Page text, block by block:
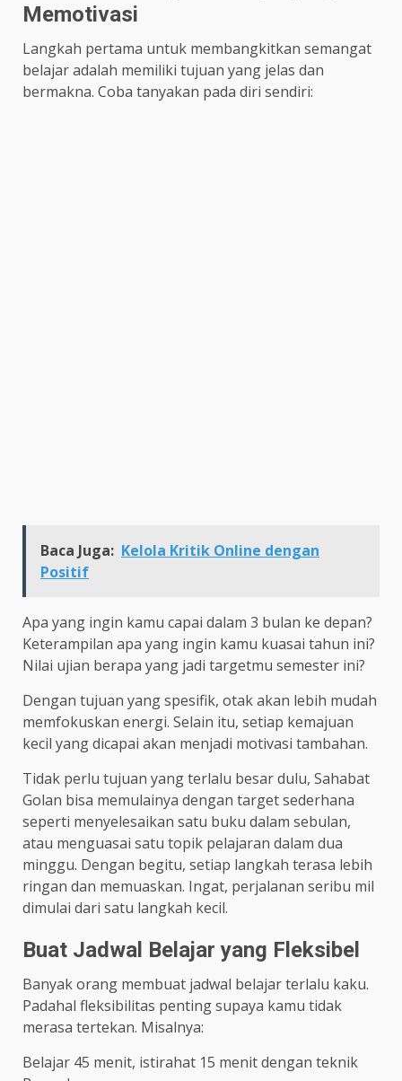
Memotivasi
Langkah pertama untuk membangkitkan semangat
belajar adalah memiliki tujuan yang jelas dan
bermakna. Coba tanyakan pada diri sendiri:
Baca Juga: Kelola Kritik Online dengan
Positif
Apa yang ingin kamu capai dalam 3 bulan ke depan?
Keterampilan apa yang ingin kamu kuasai tahun ini?
Nilai ujian berapa yang jadi targetmu semester ini?
Dengan tujuan yang spesifik, otak akan lebih mudah
memfokuskan energi. Selain itu, setiap kemajuan
kecil yang dicapai akan menjadi motivasi tambahan.
Tidak perlu tujuan yang terlalu besar dulu, Sahabat
Golan bisa memulainya dengan target sederhana
seperti menyelesaikan satu buku dalam sebulan,
atau menguasai satu topik pelajaran dalam dua
minggu. Dengan begitu, setiap langkah terasa lebih
ringan dan memuaskan. Ingat, perjalanan seribu mil
dimulai dari satu langkah kecil.
Buat Jadwal Belajar yang Fleksibel
Banyak orang membuat jadwal belajar terlalu kaku.
Padahal fleksibilitas penting supaya kamu tidak
merasa tertekan. Misalnya:
Belajar 45 menit, istirahat 15 menit dengan teknik